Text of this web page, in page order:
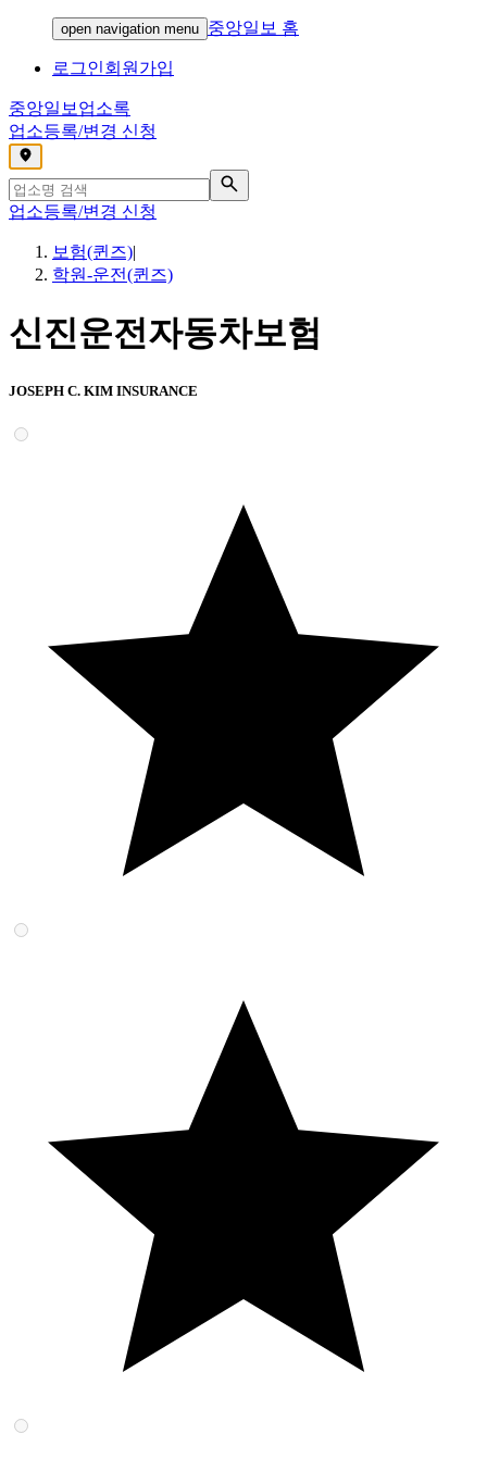
open navigation menu 중앙일보 홈
로그인회원가입
중앙일보 업소록
업소등록/변경 신청
,
업소등록/변경 신청
보험(퀸즈)|
학원-운전(퀸즈)
신진운전자동차보험
JOSEPH C. KIM INSURANCE